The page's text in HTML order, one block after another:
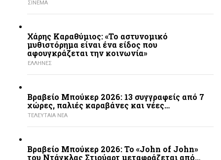
ΣΙΝΕΜΑ
Χάρης Καραθύμιος: «Το αστυνομικό
μυθιστόρημα είναι ένα είδος που
αφουγκράζεται την κοινωνία»
ΕΛΛΗΝΕΣ
Βραβείο Μπούκερ 2026: 13 συγγραφείς από 7
χώρες, παλιές καραβάνες και νέες…
ΤΕΛΕΥΤΑΙΑ ΝΕΑ
Βραβείο Μπούκερ 2026: Το «John of John»
του Ντάγκλας Στιούαρτ μεταφράζεται από…